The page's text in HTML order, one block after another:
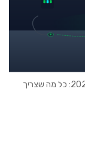
עמדת טעינה לרכב חשמלי — המדריך השלם 2026: כל מה שצריך